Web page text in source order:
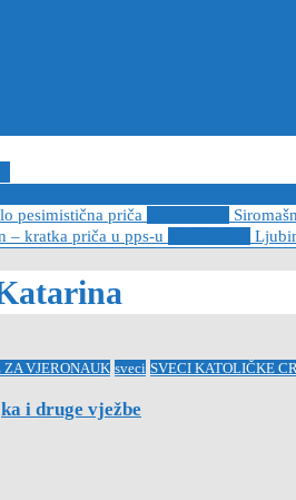
pesimistična priča
– kratka priča u pps-u
ZA VJERONAUK sveci SVECI KATOLIČKE
i druge vježbe